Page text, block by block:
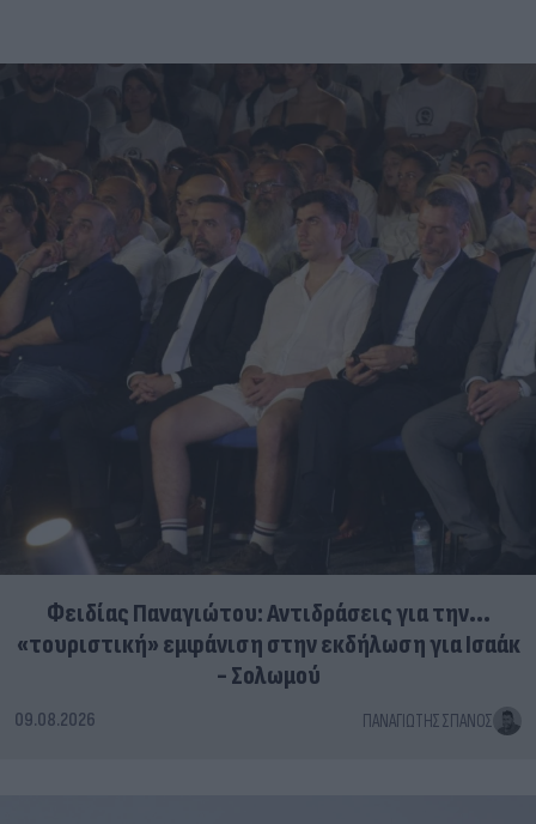
Φειδίας Παναγιώτου: Αντιδράσεις για την...
«τουριστική» εμφάνιση στην εκδήλωση για Ισαάκ
- Σολωμού
09.08.2026 ΠΑΝΑΓΙΏΤΗΣ ΣΠΑΝΌΣ